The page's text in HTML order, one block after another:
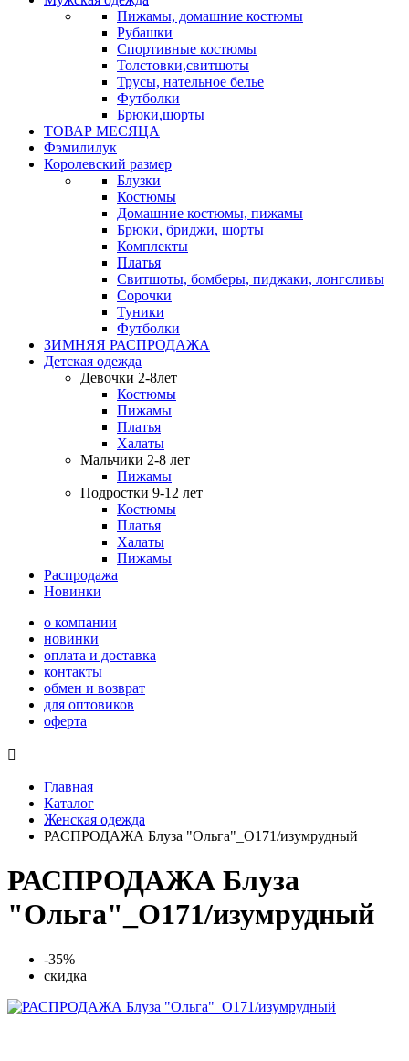
Пижамы, домашние костюмы
Рубашки
Спортивные костюмы
Толстовки,свитшоты
Трусы, нательное белье
Футболки
Брюки,шорты
ТОВАР МЕСЯЦА
Фэмилилук
Королевский размер
Блузки
Костюмы
Домашние костюмы, пижамы
Брюки, бриджи, шорты
Комплекты
Платья
Свитшоты, бомберы, пиджаки, лонгсливы
Сорочки
Туники
Футболки
ЗИМНЯЯ РАСПРОДАЖА
Детская одежда
Девочки 2-8лет
Костюмы
Пижамы
Платья
Халаты
Мальчики 2-8 лет
Пижамы
Подростки 9-12 лет
Костюмы
Платья
Халаты
Пижамы
Распродажа
Новинки
о компании
новинки
оплата и доставка
контакты
обмен и возврат
для оптовиков
оферта

Главная
Каталог
Женская одежда
РАСПРОДАЖА Блуза "Ольга"_О171/изумрудный
РАСПРОДАЖА Блуза
"Ольга"_О171/изумрудный
-35%
скидка